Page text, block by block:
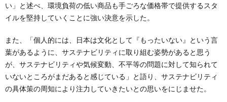
い」と述べ、環境負荷の低い商品も手ごろな価格帯で提供するスタ
イルを堅持していくことに強い決意を示した。
また、「個人的には、日本は文化として『もったいない』という言
葉があるように、サステナビリティに取り組む姿勢があると思う
が、サステナビリティや気候変動、不平等の問題に対して知られて
いないところがまだあると感じている」と語り、サステナビリティ
の具体策の周知により注力していきたいとの思いをにじませた。